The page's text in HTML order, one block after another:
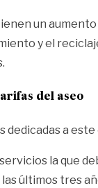
un
y el
del aseo
dedicadas a este
la que
últimos tres